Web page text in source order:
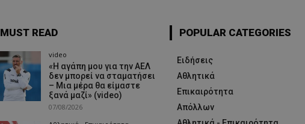
MUST READ
video
«Η αγάπη μου για την ΑΕΛ
δεν μπορεί να σταματήσει
– Μια μέρα θα είμαστε
ξανά μαζί» (video)
07/08/2026
POPULAR CATEGORIES
Ειδήσεις
Αθλητικά
Επικαιρότητα
Απόλλων